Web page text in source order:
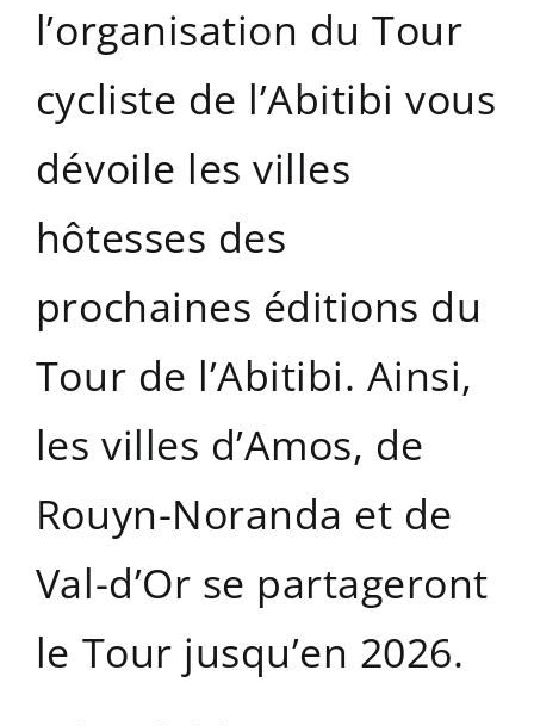
l’organisation du Tour
cycliste de l’Abitibi vous
dévoile les villes
hôtesses des
prochaines éditions du
Tour de l’Abitibi. Ainsi,
les villes d’Amos, de
Rouyn-Noranda et de
Val-d’Or se partageront
le Tour jusqu’en 2026.